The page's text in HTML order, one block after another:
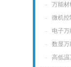
万能材
微机控
电子
数显万
高低温